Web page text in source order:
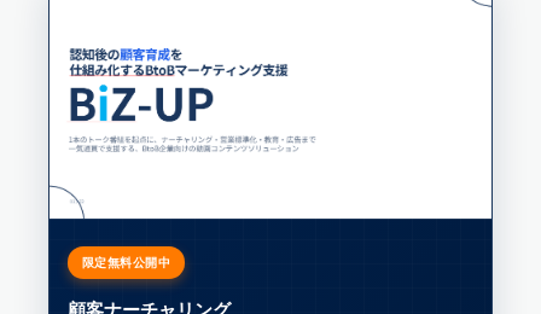
限定無料公開中
顧客ナーチャリング